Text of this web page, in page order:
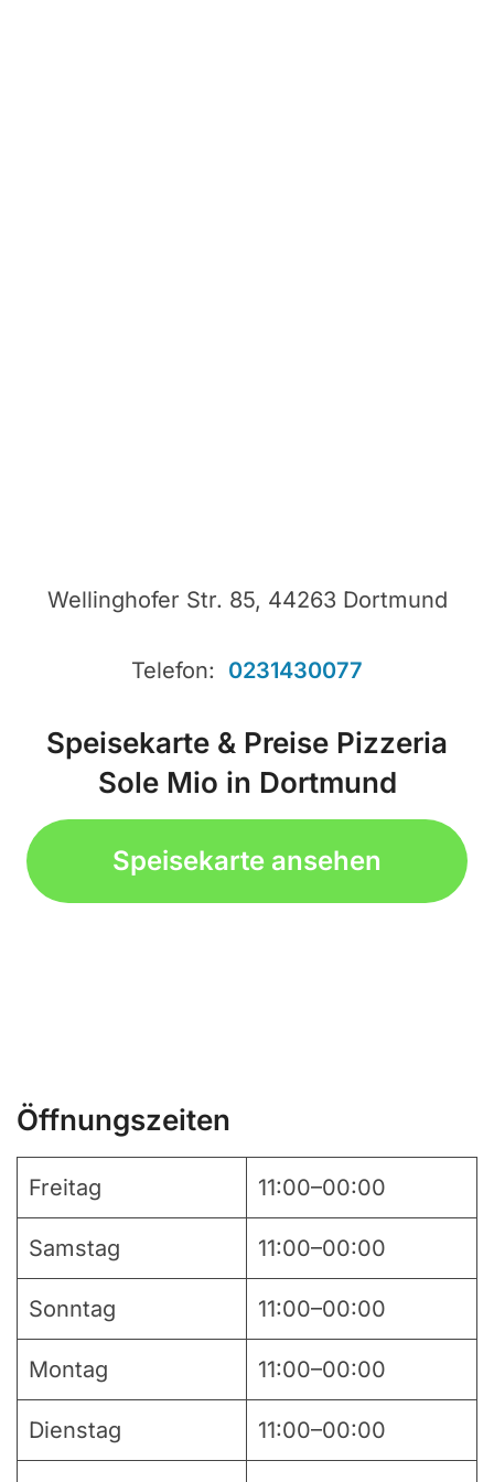
Wellinghofer Str. 85, 44263 Dortmund
Telefon: 0231430077
Speisekarte & Preise Pizzeria
Sole Mio in Dortmund
Speisekarte ansehen
Öffnungszeiten
Freitag 11:00–00:00
Samstag 11:00–00:00
Sonntag 11:00–00:00
Montag 11:00–00:00
Dienstag 11:00–00:00